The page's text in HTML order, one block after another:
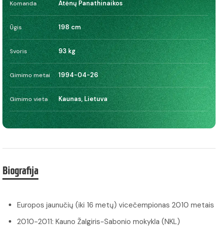
Komanda Atėnų Panathinaikos
Ūgis 198 cm
Svoris 93 kg
Gimimo metai 1994-04-26
Gimimo vieta Kaunas, Lietuva
Biografija
Europos jaunučių (iki 16 metų) vicečempionas 2010 metais
2010-2011: Kauno Žalgiris-Sabonio mokykla (NKL)